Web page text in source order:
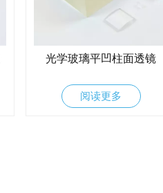
光学玻璃平凹柱面透镜
阅读更多